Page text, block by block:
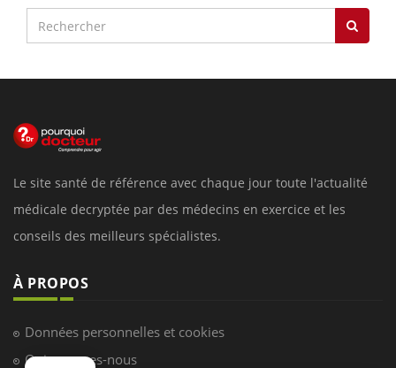
Le site santé de référence avec chaque jour toute l'actualité
médicale decryptée par des médecins en exercice et les
conseils des meilleurs spécialistes.
À PROPOS
Données personnelles et cookies
Qui sommes-nous